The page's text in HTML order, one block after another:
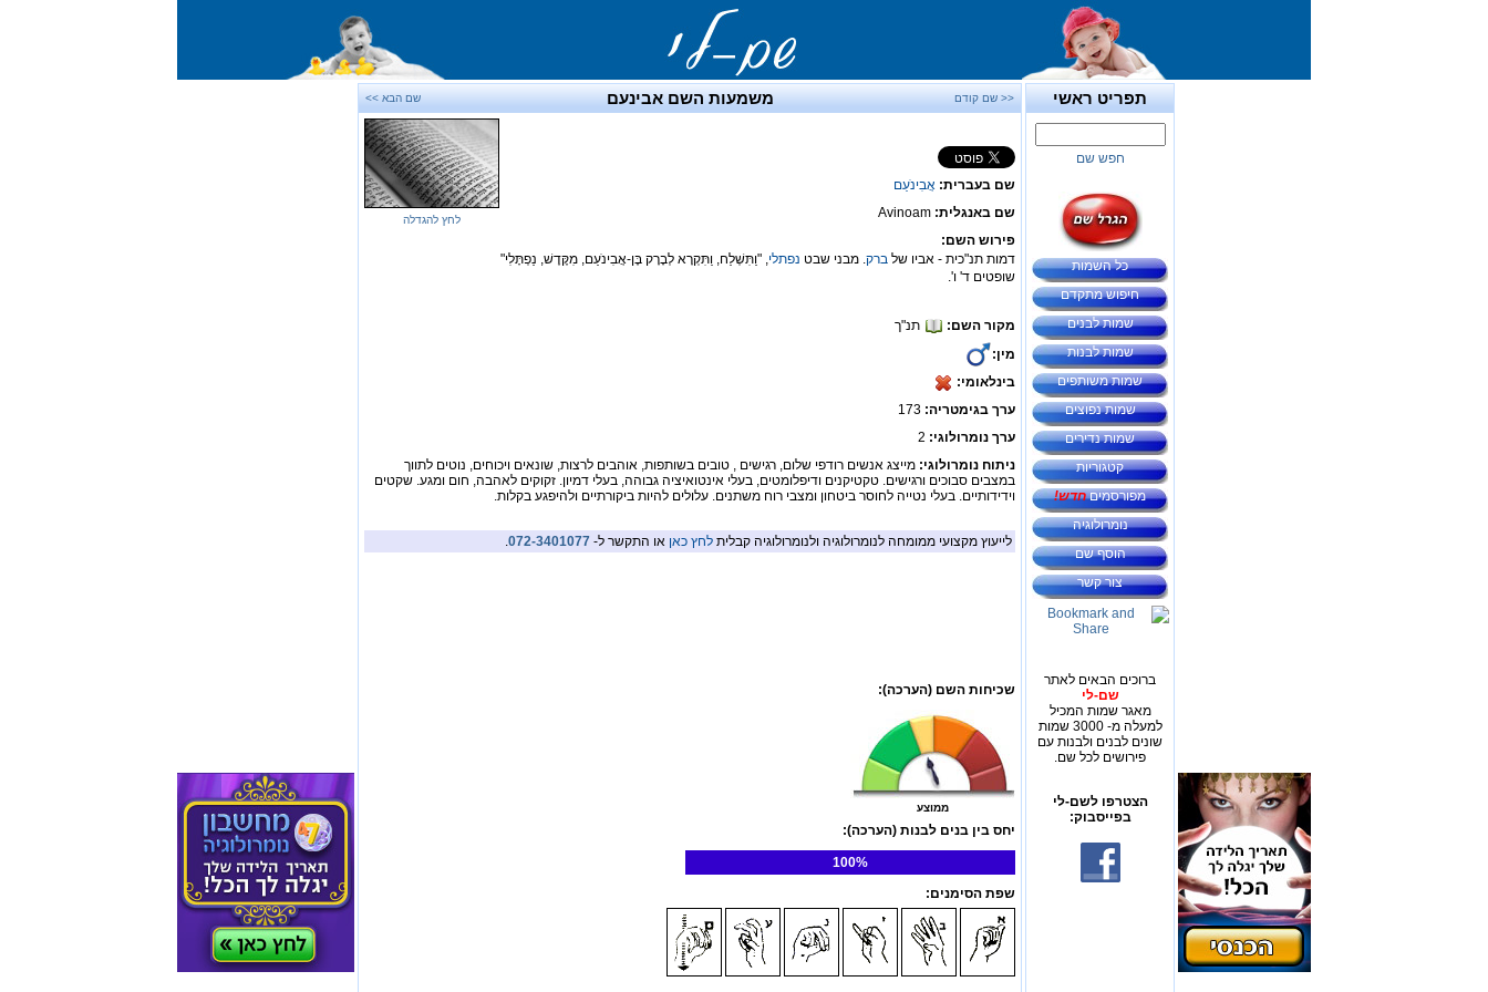
תפריט ראשי
חפש שם
כל השמות
חיפוש מתקדם
שמות לבנים
שמות לבנות
שמות משותפים
שמות נפוצים
שמות נדירים
קטגוריות
מפורסמיםחדש!
נומרולוגיה
הוסף שם
צור קשר
ברוכים הבאים לאתר
שם-לי
מאגר שמות המכיל
למעלה מ- 3000 שמות
שונים לבנים ולבנות עם
פירושים לכל שם.
הצטרפו לשם-לי
בפייסבוק:
<< שם קודם משמעות השם אבינעם שם הבא >>
שם בעברית: אֲבִינֹעַם
שם באנגלית: Avinoam
פירוש השם:
דמות תנ"כית - אביו של ברק. מבני שבט נפתלי, "וַתִּשְׁלַח, וַתִּקְרָא לְבָרָק בֶּן-אֲבִינֹעַם, מִקֶּדֶשׁ, נַפְתָּלִי"
שופטים ד' ו'.
מקור השם:
תנ"ך
מין:
בינלאומי:
ערך בגימטריה:
ערך נומרולוגי: 2
לחץ להגדלה
ניתוח נומרולוגי: מייצג אנשים רודפי שלום, רגישים , טובים בשותפות, אוהבים לרצות, שונאים ויכוחים, נוטים לתווך
במצבים סבוכים ורגישים. טקטיקנים ודיפלומטים, בעלי אינטואיציה גבוהה, בעלי דמיון. זקוקים לאהבה, חום ומגע. שקטים
וידידותיים. בעלי נטייה לחוסר ביטחון ומצבי רוח משתנים. עלולים להיות ביקורתיים ולהיפגע בקלות.
לייעוץ מקצועי ממומחה לנומרולוגיה ולנומרולוגיה קבלית לחץ כאן או התקשר ל- 072-3401077
.
שכיחות השם (הערכה):
ממוצע
יחס בין בנים לבנות (הערכה):
100%
שפת הסימנים: